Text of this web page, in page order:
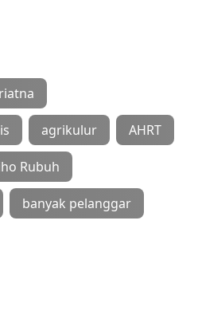
agrikulur AHRT
Rubuh
banyak pelanggar